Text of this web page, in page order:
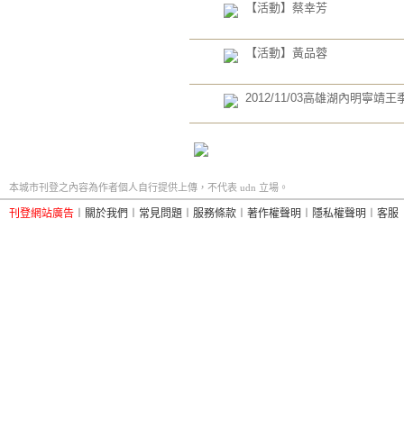
【活動】蔡幸芳
【活動】黃品蓉
2012/11/03高雄湖內明寧靖王
本城市刊登之內容為作者個人自行提供上傳，不代表 udn 立場。
刊登網站廣告 關於我們 常見問題 服務條款 著作權聲明 隱私權聲明 客服